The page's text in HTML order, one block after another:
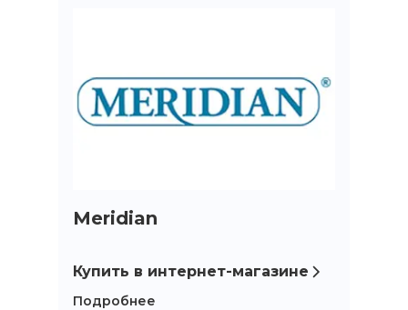
Meridian
Купить в интернет-магазине
Подробнее